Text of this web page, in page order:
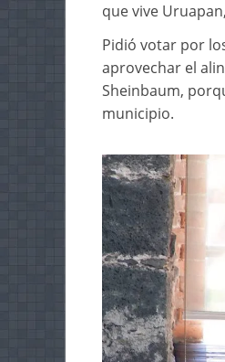
que vive
Pidió votar por
aprovechar el
Sheinbaum,
municipio.